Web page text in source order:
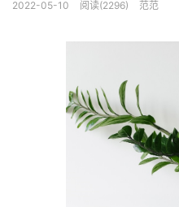
2022-05-10 阅读(2296) 范范